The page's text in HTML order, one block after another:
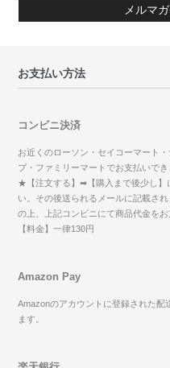
メルマ
お支払い方法
コンビニ決済
お近くのローソン・セイコーマート
プ・ファミリーマートでお支払いでき
★【注文する】➡【購入まで後少し】
い。その後送られるメールに記載さ
の上、上記コンビニにて商品代金を
【料金】一律130円
Amazon Pay
Amazonのアカウントに登録された配
ます。